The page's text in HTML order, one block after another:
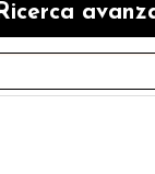
Ricerca